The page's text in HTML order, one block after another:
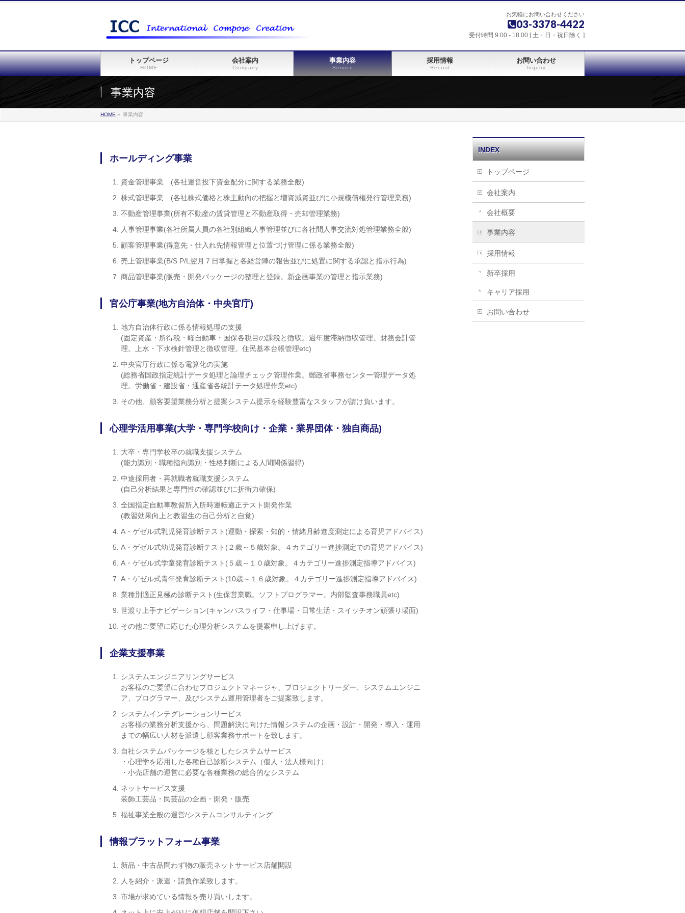
お気軽にお問い合わせください
03-3378-4422
受付時間 9:00 - 18:00 [ 土・日・祝日除く ]
トップページ
HOME
会社案内
Company
事業内容
Service
採用情報
Recruit
お問い合わせ
Inquiry
事業内容
HOME » 事業内容
ホールディング事業
資金管理事業 (各社運営投下資金配分に関する業務全般)
株式管理事業 (各社株式価格と株主動向の把握と増資減資並びに小規模債権発行管理業務)
不動産管理事業(所有不動産の賃貸管理と不動産取得・売却管理業務)
人事管理事業(各社所属人員の各社別組織人事管理並びに各社間人事交流対処管理業務全般)
顧客管理事業(得意先・仕入れ先情報管理と位置づけ管理に係る業務全般)
売上管理事業(B/S P/L翌月７日掌握と各経営陣の報告並びに処置に関する承認と指示行為)
商品管理事業(販売・開発パッケージの整理と登録。新企画事業の管理と指示業務)
官公庁事業(地方自治体・中央官庁)
地方自治体行政に係る情報処理の支援
(固定資産・所得税・軽自動車・国保各税目の課税と徴収。過年度滞納徴収管理。財務会計管
理。上水・下水検針管理と徴収管理。住民基本台帳管理etc)
中央官庁行政に係る電算化の実施
(総務省国政指定統計データ処理と論理チェック管理作業。郵政省事務センター管理データ処
理。労働省・建設省・通産省各統計テータ処理作業etc)
その他、顧客要望業務分析と提案システム提示を経験豊富なスタッフが請け負います。
心理学活用事業(大学・専門学校向け・企業・業界団体・独自商品)
大卒・専門学校卒の就職支援システム
(能力識別・職種指向識別・性格判断による人間関係習得)
中途採用者・再就職者就職支援システム
(自己分析結果と専門性の確認並びに折衝力確保)
全国指定自動車教習所入所時運転適正テスト開発作業
(教習効果向上と教習生の自己分析と自覚)
A・ゲゼル式乳児発育診断テスト(運動・探索・知的・情緒月齢進度測定による育児アドバイス)
A・ゲゼル式幼児発育診断テスト(２歳～５歳対象。４カテゴリー進捗測定での育児アドバイス)
A・ゲゼル式学童発育診断テスト(５歳～１０歳対象。４カテゴリー進捗測定指導アドバイス)
A・ゲゼル式青年発育診断テスト(10歳～１６歳対象。４カテゴリー進捗測定指導アドバイス)
業種別適正見極め診断テスト(生保営業職。ソフトプログラマー。内部監査事務職員etc)
世渡り上手ナビゲーション(キャンパスライフ・仕事場・日常生活・スイッチオン頑張り場面)
その他ご要望に応じた心理分析システムを提案申し上げます。
企業支援事業
システムエンジニアリングサービス
お客様のご要望に合わせプロジェクトマネージャ、プロジェクトリーダー、システムエンジニ
ア、プログラマー、及びシステム運用管理者をご提案致します。
システムインテグレーションサービス
お客様の業務分析支援から、問題解決に向けた情報システムの企画・設計・開発・導入・運用
までの幅広い人材を派遣し顧客業務サポートを致します。
自社システムパッケージを核としたシステムサービス
・心理学を応用した各種自己診断システム（個人・法人様向け）
・小売店舗の運営に必要な各種業務の総合的なシステム
ネットサービス支援
装飾工芸品・民芸品の企画・開発・販売
福祉事業全般の運営/システムコンサルティング
情報プラットフォーム事業
新品・中古品問わず物の販売ネットサービス店舗開設
人を紹介・派遣・請負作業致します。
市場が求めている情報を売り買いします。
INDEX
トップページ
会社案内
会社概要
事業内容
採用情報
新卒採用
キャリア採用
お問い合わせ